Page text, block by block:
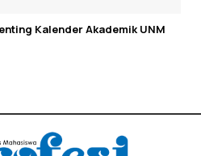
Kalender Akademik UNM